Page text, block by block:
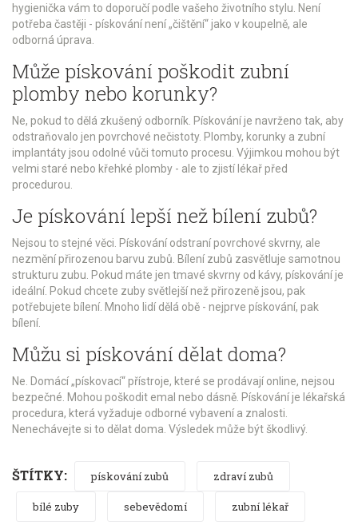
hygienička vám to doporučí podle vašeho životního stylu. Není
potřeba častěji - pískování není „čištění“ jako v koupelně, ale
odborná úprava.
Může pískování poškodit zubní
plomby nebo korunky?
Ne, pokud to dělá zkušený odborník. Pískování je navrženo tak, aby
odstraňovalo jen povrchové nečistoty. Plomby, korunky a zubní
implantáty jsou odolné vůči tomuto procesu. Výjimkou mohou být
velmi staré nebo křehké plomby - ale to zjistí lékař před
procedurou.
Je pískování lepší než bílení zubů?
Nejsou to stejné věci. Pískování odstraní povrchové skvrny, ale
nezmění přirozenou barvu zubů. Bílení zubů zasvětluje samotnou
strukturu zubu. Pokud máte jen tmavé skvrny od kávy, pískování je
ideální. Pokud chcete zuby světlejší než přirozeně jsou, pak
potřebujete bílení. Mnoho lidí dělá obě - nejprve pískování, pak
bílení.
Můžu si pískování dělat doma?
Ne. Domácí „pískovací“ přístroje, které se prodávají online, nejsou
bezpečné. Mohou poškodit emal nebo dásně. Pískování je lékařská
procedura, která vyžaduje odborné vybavení a znalosti.
Nenechávejte si to dělat doma. Výsledek může být škodlivý.
ŠTÍTKY: pískování zubů zdraví zubů
bílé zuby sebevědomí zubní lékař